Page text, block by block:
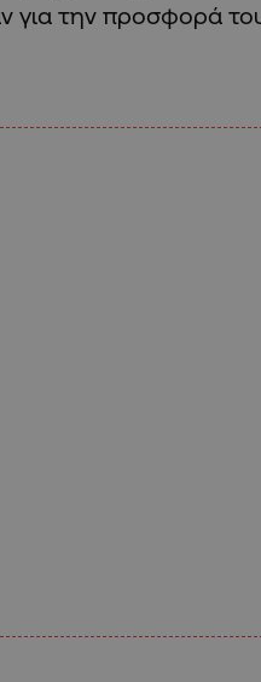
για την προσφορά